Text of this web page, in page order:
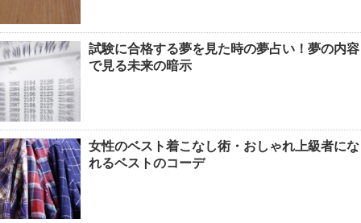
試験に合格する夢を見た時の夢占い！夢の内容
で見る未来の暗示
女性のベスト着こなし術・おしゃれ上級者にな
れるベストのコーデ